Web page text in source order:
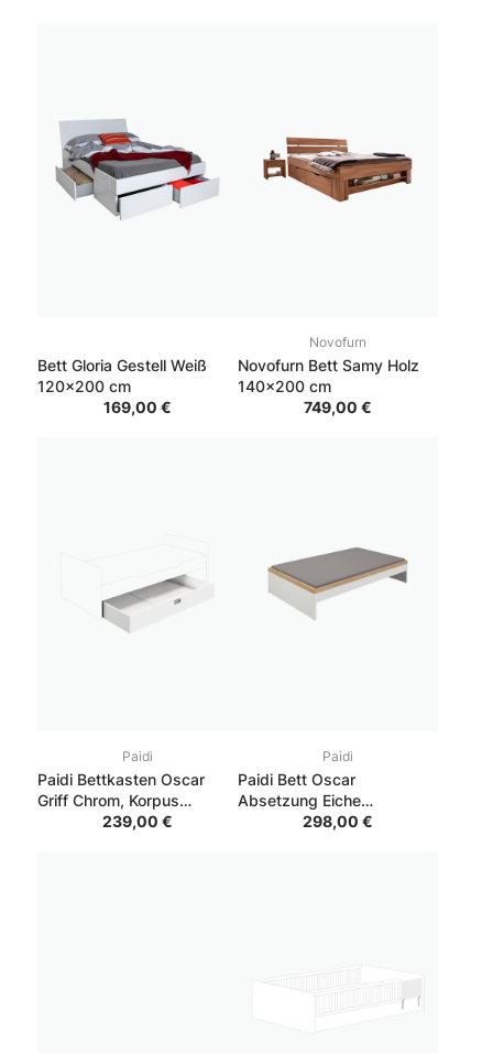
Bett Gloria Gestell Weiß
120x200 cm
169,00 €
Novofurn
Novofurn Bett Samy Holz
140x200 cm
749,00 €
Paidi
Paidi Bettkasten Oscar
Griff Chrom, Korpus
Kreideweiß239,00 €
Paidi
Paidi Bett Oscar
Absetzung Eiche
Nebraska, Korpus
298,00 €